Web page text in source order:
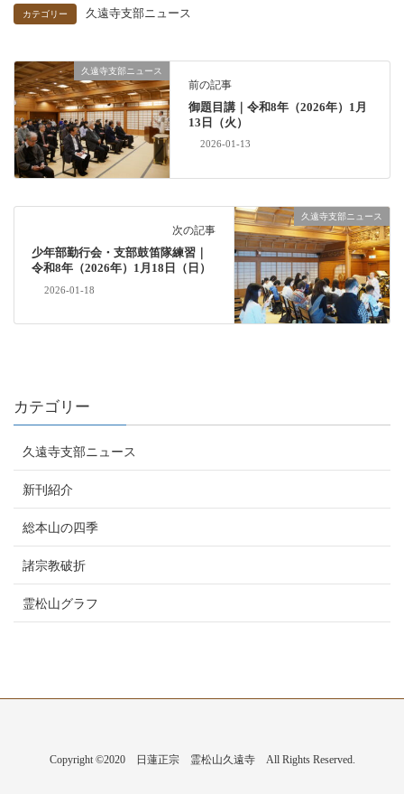
カテゴリー 久遠寺支部ニュース
久遠寺支部ニュース
前の記事
御題目講｜令和8年（2026年）1月
13日（火）
2026-01-13
久遠寺支部ニュース
次の記事
少年部勤行会・支部鼓笛隊練習｜
令和8年（2026年）1月18日（日）
2026-01-18
カテゴリー
久遠寺支部ニュース
新刊紹介
総本山の四季
諸宗教破折
霊松山グラフ
Copyright ©2020 日蓮正宗 霊松山久遠寺 All Rights Reserved.